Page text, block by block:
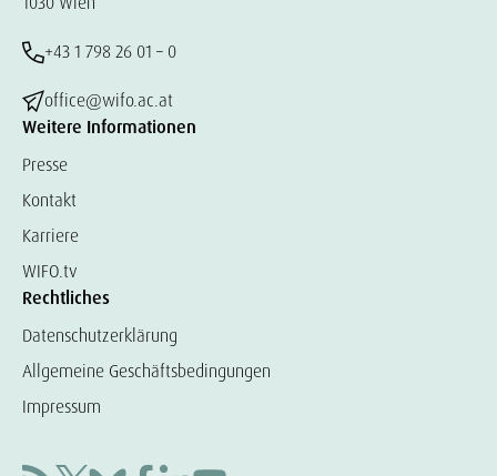
+43 1 798 26 01 – 0
office@wifo.ac.at
Weitere Informationen
Presse
Kontakt
Karriere
WIFO.tv
Rechtliches
Datenschutzerklärung
Allgemeine Geschäftsbedingungen
Impressum